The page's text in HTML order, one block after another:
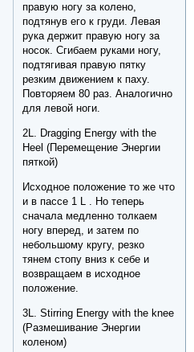
правую ногу за колено,
подтянув его к груди. Левая
рука держит правую ногу за
носок. Сгибаем руками ногу,
подтягивая правую пятку
резким движением к паху.
Повторяем 80 раз. Аналогично
для левой ноги.
2L. Dragging Energy with the
Heel (Перемещение Энергии
пяткой)
Исходное положение то же что
и в пассе 1 L . Но теперь
сначала медленно толкаем
ногу вперед, и затем по
небольшому кругу, резко
тянем стопу вниз к себе и
возвращаем в исходное
положение.
3L. Stirring Energy with the knee
(Размешивание Энергии
коленом)